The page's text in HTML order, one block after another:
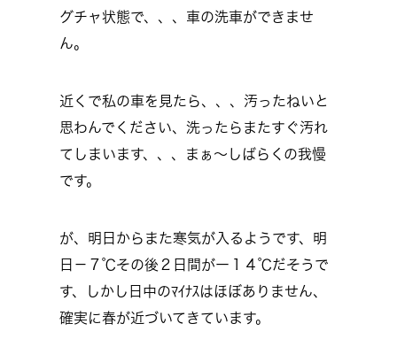
グチャ状態で、、、車の洗車ができませ
ん。
近くで私の車を見たら、、、汚ったねいと
思わんでください、洗ったらまたすぐ汚れ
てしまいます、、、まぁ～しばらくの我慢
です。
が、明日からまた寒気が入るようです、明
日－７℃その後２日間がー１４℃だそうで
す、しかし日中のﾏｲﾅｽはほぼありません、
確実に春が近づいてきています。